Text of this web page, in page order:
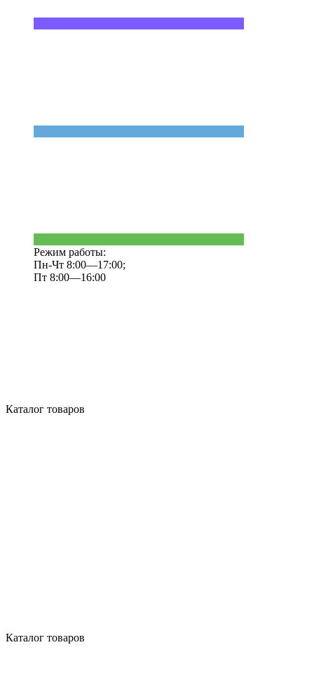
Режим работы:
Пн-Чт 8:00—17:00;
Пт 8:00—16:00
Каталог товаров
Каталог товаров